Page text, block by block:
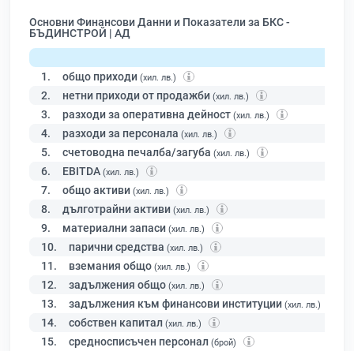
Основни Финансови Данни и Показатели за БКС -
БЪДИНСТРОЙ | АД
1. общо приходи (хил. лв.)
2. нетни приходи от продажби (хил. лв.)
3. разходи за оперативна дейност (хил. лв.)
4. разходи за персонала (хил. лв.)
5. счетоводна печалба/загуба (хил. лв.)
6. EBITDA (хил. лв.)
7. общо активи (хил. лв.)
8. дълготрайни активи (хил. лв.)
9. материални запаси (хил. лв.)
10. парични средства (хил. лв.)
11. вземания общо (хил. лв.)
12. задължения общо (хил. лв.)
13. задължения към финансови институции (хил. лв.)
14. собствен капитал (хил. лв.)
15. средносписъчен персонал (брой)